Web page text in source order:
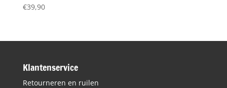
€39,90
Klantenservice
Retourneren en ruilen